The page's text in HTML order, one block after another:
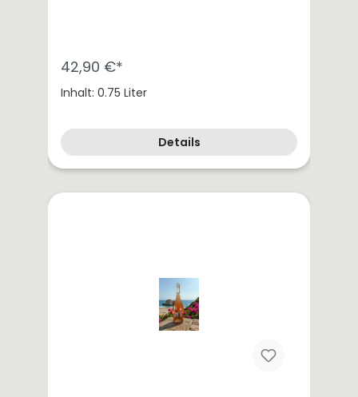
42,90 €*
Inhalt: 0.75 Liter
Details